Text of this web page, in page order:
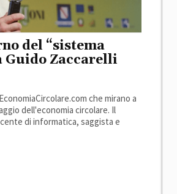
del “sistema
Guido Zaccarelli
che mirano a
dell'economia circolare. Il
di informatica, saggista e